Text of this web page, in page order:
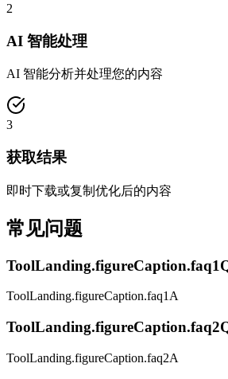
2
AI 智能处理
AI 智能分析并处理您的内容
3
获取结果
即时下载或复制优化后的内容
常见问题
ToolLanding.figureCaption.faq1A
ToolLanding.figureCaption.faq2A